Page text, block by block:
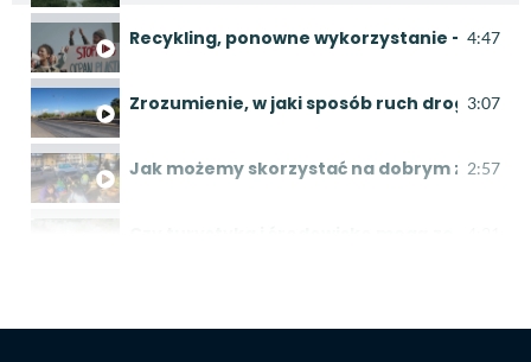
Recykling, ponowne wykorzystanie -4:47
Zrozumienie, w jaki sposób ruch drogowy
3:07
Jak możemy skorzystać na dobrym 2:57